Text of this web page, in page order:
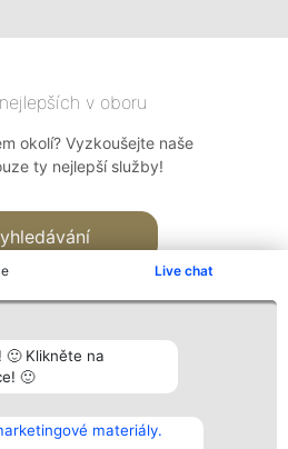
Live chat
🙂 Klikněte na
🙂
materiály.
v oboru
okolí? Vyzkoušejte naše
ty nejlepší služby!
Vítězové
Seznam všech
Kontakt